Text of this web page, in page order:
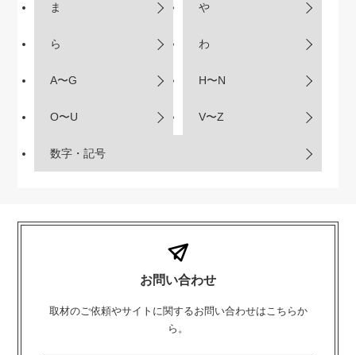
ま や
ら わ
A〜G H〜N
O〜U V〜Z
数字・記号
お問い合わせ
取材のご依頼やサイトに関するお問い合わせはこちらか
ら。